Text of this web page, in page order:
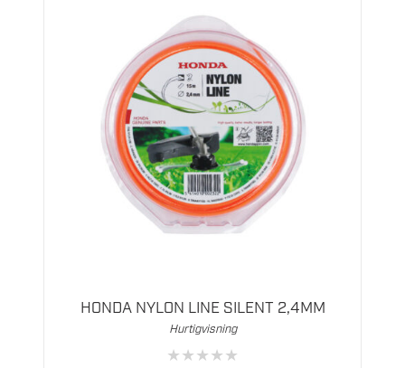
HONDA NYLON LINE SILENT 2,4MM
Hurtigvisning
★★★★★